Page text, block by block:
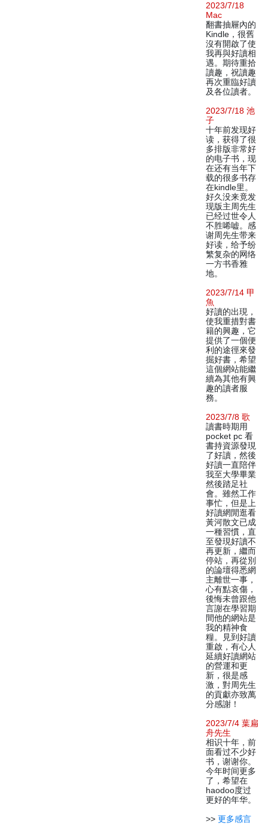
2023/7/18
Mac
翻書抽屜內的
Kindle，很舊
沒有開啟了使
我再與好讀相
遇。期待重拾
讀趣，祝讀趣
再次重臨好讀
及各位讀者。
2023/7/18 池
子
十年前发现好
读，获得了很
多排版非常好
的电子书，现
在还有当年下
载的很多书存
在kindle里。
好久没来竟发
现版主周先生
已经过世令人
不胜唏嘘。感
谢周先生带来
好读，给予纷
繁复杂的网络
一方书香雅
地。
2023/7/14 甲
魚
好讀的出現，
使我重措對書
籍的興趣，它
提供了一個便
利的途徑來發
掘好書，希望
這個網站能繼
續為其他有興
趣的讀者服
務。
2023/7/8 歌
讀書時期用
pocket pc 看
書持資源發現
了好讀，然後
好讀一直陪伴
我至大學畢業
然後踏足社
會。雖然工作
事忙，但是上
好讀網閒逛看
黃河散文已成
一種習慣，直
至發現好讀不
再更新，繼而
停站，再從別
的論壇得悉網
主離世一事，
心有點哀傷，
後悔未曾跟他
言謝在學習期
間他的網站是
我的精神食
糧。見到好讀
重啟，有心人
延續好讀網站
的營運和更
新，很是感
激，對周先生
的貢獻亦致萬
分感謝！
2023/7/4 葉扁
舟先生
相识十年，前
面看过不少好
书，谢谢你。
今年时间更多
了，希望在
haodoo度过
更好的年华。
>> 更多感言